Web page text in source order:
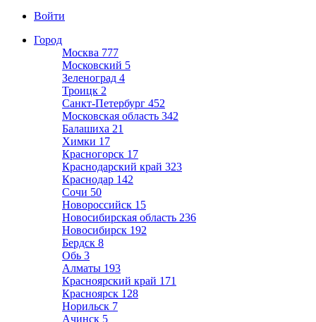
Войти
Город
Москва 777
Московский 5
Зеленоград 4
Троицк 2
Санкт-Петербург 452
Московская область 342
Балашиха 21
Химки 17
Красногорск 17
Краснодарский край 323
Краснодар 142
Сочи 50
Новороссийск 15
Новосибирская область 236
Новосибирск 192
Бердск 8
Обь 3
Алматы 193
Красноярский край 171
Красноярск 128
Норильск 7
Ачинск 5